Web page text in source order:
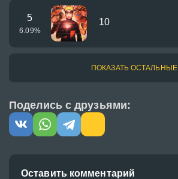
5
6.09%
10
ПОКАЗАТЬ ОСТАЛЬНЫЕ
Поделись с друзьями:
Оставить комментарий